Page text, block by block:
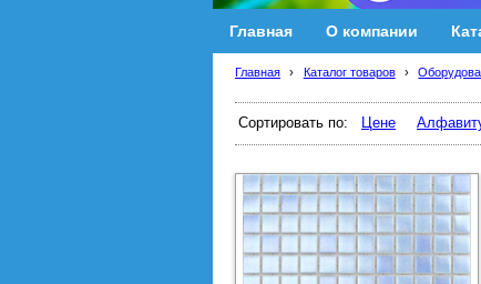
Главная О компании
Главная › Каталог товаров ›
Сортировать по: Цене